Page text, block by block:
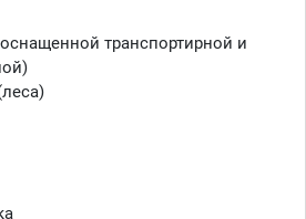
(Австрия)
транспортирной и